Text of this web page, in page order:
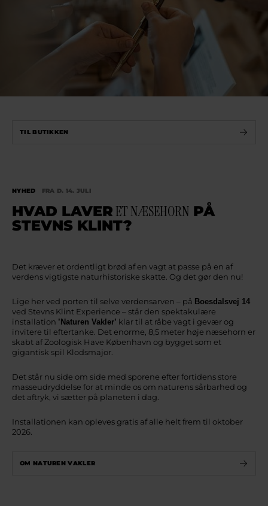
TIL BUTIKKEN
NYHED FRA D. 14. JULI
HVAD LAVER ET NÆSEHORN PÅ
STEVNS KLINT?
Det kræver et ordentligt brød af en vagt at passe på en af
verdens vigtigste naturhistoriske skatte. Og det gør den nu!
Lige her ved porten til selve verdensarven – på Boesdalsvej 14
ved Stevns Klint Experience – står den spektakulære
installation ’Naturen Vakler’ klar til at råbe vagt i gevær og
invitere til eftertanke. Det enorme, 8,5 meter høje næsehorn er
skabt af Zoologisk Have København og bygget som et
gigantisk spil Klodsmajor.
Det står nu side om side med sporene efter fortidens store
masseudryddelse for at minde os om naturens sårbarhed og
det aftryk, vi sætter på planeten i dag.
Installationen kan opleves gratis af alle helt frem til oktober
2026.
OM NATUREN VAKLER